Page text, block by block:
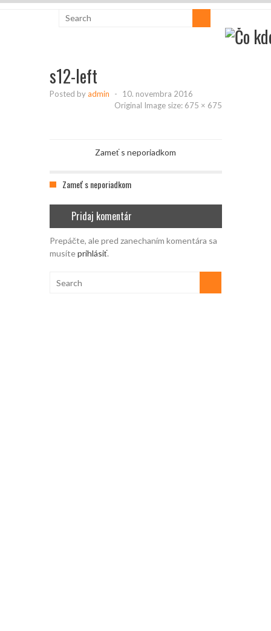
s12-left
Posted byadmin -
10. novembra 2016
Original Image size: 675 × 675
Zameť s neporiadkom
Zameť s neporiadkom
Pridaj komentár
Prepáčte, ale pred zanechaním komentára sa
musíteprihlásiť.